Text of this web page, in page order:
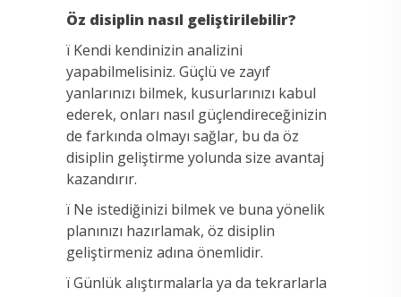
Öz disiplin nasıl geliştirilebilir?
ï Kendi kendinizin analizini
yapabilmelisiniz. Güçlü ve zayıf
yanlarınızı bilmek, kusurlarınızı kabul
ederek, onları nasıl güçlendireceğinizin
de farkında olmayı sağlar, bu da öz
disiplin geliştirme yolunda size avantaj
kazandırır.
ï Ne istediğinizi bilmek ve buna yönelik
planınızı hazırlamak, öz disiplin
geliştirmeniz adına önemlidir.
ï Günlük alıştırmalarla ya da tekrarlarla